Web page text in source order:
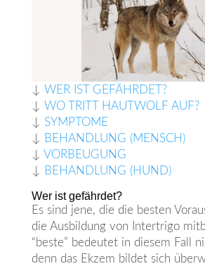
↓ WER IST GEFÄHRDET?
↓ WO TRITT HAUTWOLF AUF?
↓ SYMPTOME
↓ BEHANDLUNG (MENSCH)
↓ VORBEUGUNG
↓ BEHANDLUNG (HUND)
Wer ist gefährdet?
Es sind jene, die die besten
die Ausbildung von Intertrigo
“beste” bedeutet in diesem Fall
denn das Ekzem bildet sich